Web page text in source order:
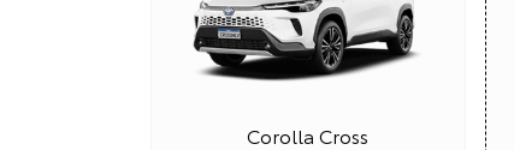
Corolla Cross